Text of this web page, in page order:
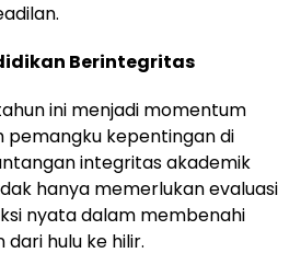
Berintegritas
ini menjadi momentum
pemangku kepentingan di
integritas akademik
hanya memerlukan evaluasi
nyata dalam membenahi
hulu ke hilir.